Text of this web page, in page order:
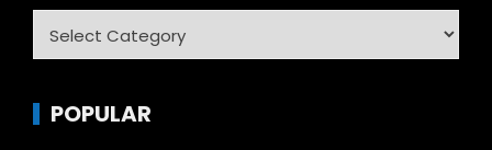
POPULAR